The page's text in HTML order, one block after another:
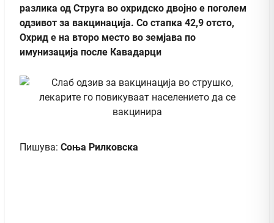
разлика од Струга во охридско двојно е поголем
одзивот за вакцинација. Со стапка 42,9 отсто,
Охрид е на второ место во земјава по
имунизација после Кавадарци
Пишува: Соња Рилковска